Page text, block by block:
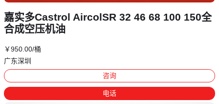
嘉实多Castrol AircolSR 32 46 68 100 150全
合成空压机油
￥950 .00/桶
广东深圳
咨询
电话